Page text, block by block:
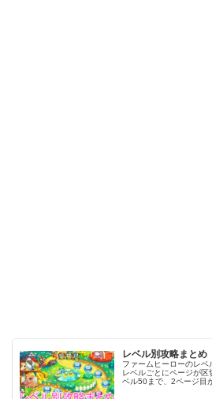
レベル別攻略まとめ
ファームヒーローのレ
レベルごとにページが
ベル50まで、2ページ目